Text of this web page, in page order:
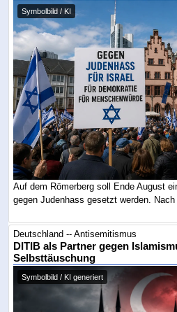
Symbolbild / KI
Auf dem Römerberg soll Ende August
gegen Judenhass gesetzt werden. Nach
Deutschland -- Antisemitismus
DITIB als Partner gegen
Selbsttäuschung
Symbolbild / KI generiert